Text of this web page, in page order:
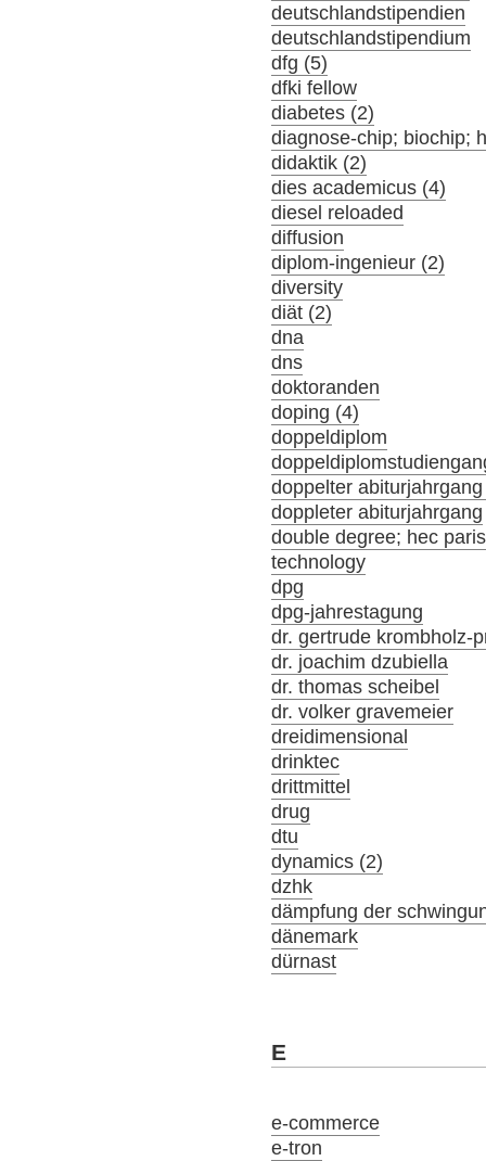
deutschlandstipendien
deutschlandstipendium
dfg (5)
dfki fellow
diabetes (2)
diagnose-chip; biochip;
didaktik (2)
dies academicus (4)
diesel reloaded
diffusion
diplom-ingenieur (2)
diversity
diät (2)
dna
dns
doktoranden
doping (4)
doppeldiplom
doppelter
doppleter abiturjahrgang
double degree; hec
technology
dpg
dpg-jahrestagung
dr. gertrude krombholz-
dr. joachim dzubiella
dr. thomas scheibel
dr. volker gravemeier
dreidimensional
drinktec
drittmittel
drug
dtu
dynamics (2)
dzhk
dämpfung der
dänemark
dürnast
E
e-commerce
e-tron